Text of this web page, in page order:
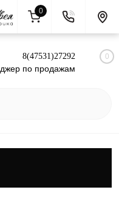
Вход Регистрация
8(47531)27292
по продажам
0
0